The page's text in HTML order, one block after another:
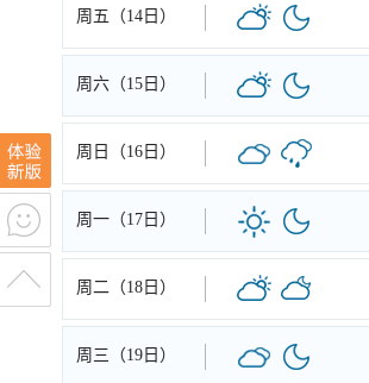
周五（14日）
周六（15日）
周日（16日）
周一（17日）
周二（18日）
周三（19日）